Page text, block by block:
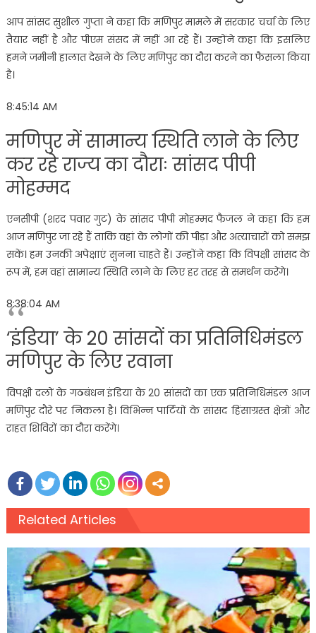
आप सांसद सुशील गुप्ता ने कहा कि मणिपुर मामले में सरकार चर्चा के लिए
तैयार नहीं है और पीएम संसद में नहीं आ रहे हैं। उन्होंने कहा कि इसलिए
हमने जमीनी हालात देखने के लिए मणिपुर का दौरा करने का फैसला किया
है।
8:45:14 AM
मणिपुर में सामान्य स्थिति लाने के लिए
कर रहे राज्य का दौराः सांसद पीपी
मोहम्मद
एनसीपी (शरद पवार गुट) के सांसद पीपी मोहम्मद फैजल ने कहा कि हम
आज मणिपुर जा रहे हैं ताकि वहां के लोगों की पीड़ा और अत्याचारों को समझ
सकें। हम उनकी अपेक्षाएं सुनना चाहते हैं। उन्होंने कहा कि विपक्षी सांसद के
रूप में, हम वहां सामान्य स्थिति लाने के लिए हर तरह से समर्थन करेंगे।
8:38:04 AM
‘इंडिया’ के 20 सांसदों का प्रतिनिधिमंडल
मणिपुर के लिए रवाना
विपक्षी दलों के गठबंधन इंडिया के 20 सांसदों का एक प्रतिनिधिमंडल आज
मणिपुर दौरे पर निकला है। विभिन्न पार्टियों के सांसद हिंसाग्रस्त क्षेत्रों और
राहत शिविरों का दौरा करेंगे।
Related Articles